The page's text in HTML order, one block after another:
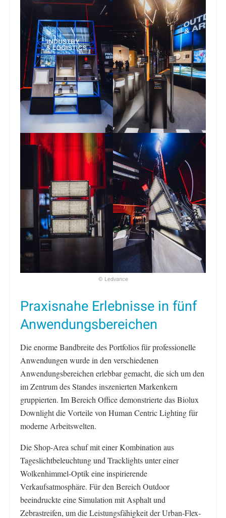
© Ledvance
Praxisnahe Erlebnisse in fünf
Anwendungsbereichen
Die enorme Bandbreite des Portfolios für professionelle
Anwendungen wurde in den verschiedenen
Anwendungsbereichen erlebbar gemacht, die sich um den
im Zentrum des Standes inszenierten Markenkern
gruppierten. Im Bereich Office demonstrierte das Biolux
Downlight die Vorteile von Human Centric Lighting für
moderne Arbeitswelten.
Die Shop-Area schuf mit einer Kombination aus
Tageslichtbeleuchtung und Tracklights unter einer
Wolkenhimmel-Optik eine inspirierende
Verkaufsatmosphäre. Für den Bereich Outdoor
beeindruckte eine Simulation mit Asphalt und
Zebrastreifen, um die Leistungsfähigkeit der Urban-Flex-